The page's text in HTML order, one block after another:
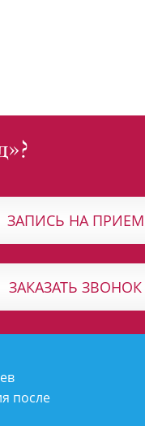
ЗАПИСЬ НА ПРИЕМ
ЗАКАЗАТЬ ЗВОНОК
после